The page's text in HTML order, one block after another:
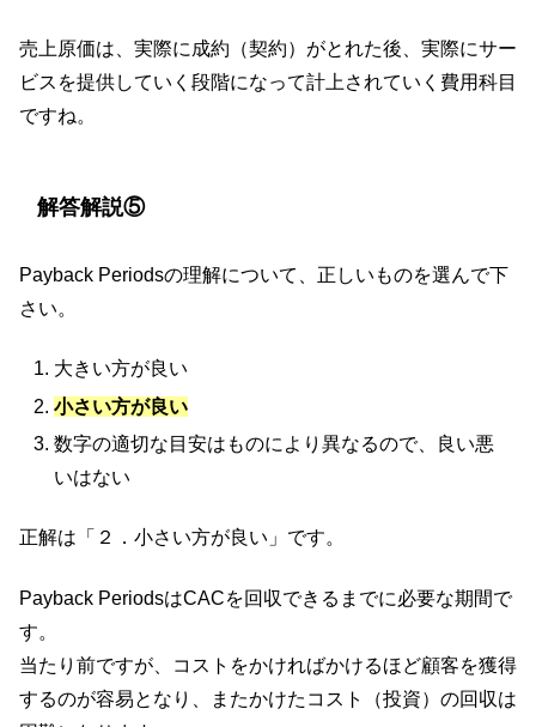
売上原価は、実際に成約（契約）がとれた後、実際にサー
ビスを提供していく段階になって計上されていく費用科目
ですね。
解答解説⑤
Payback Periodsの理解について、正しいものを選んで下
さい。
大きい方が良い
小さい方が良い
数字の適切な目安はものにより異なるので、良い悪
いはない
正解は「２．小さい方が良い」です。
Payback PeriodsはCACを回収できるまでに必要な期間で
す。
当たり前ですが、コストをかければかけるほど顧客を獲得
するのが容易となり、またかけたコスト（投資）の回収は